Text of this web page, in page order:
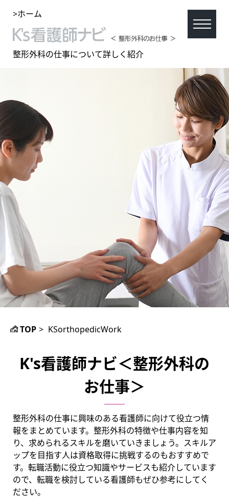
>ホーム
整形外科の仕事について詳しく紹介
TOP > KSorthopedicWork
K's看護師ナビ＜整形外科の
お仕事＞
整形外科の仕事に興味のある看護師に向けて役立つ情
報をまとめています。整形外科の特徴や仕事内容を知
り、求められるスキルを磨いていきましょう。スキルア
ップを目指す人は資格取得に挑戦するのもおすすめで
す。転職活動に役立つ知識やサービスも紹介しています
ので、転職を検討している看護師もぜひ参考にしてく
ださい。